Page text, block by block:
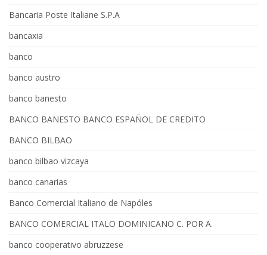
Bancaria Poste Italiane S.P.A
bancaxia
banco
banco austro
banco banesto
BANCO BANESTO BANCO ESPAÑOL DE CREDITO
BANCO BILBAO
banco bilbao vizcaya
banco canarias
Banco Comercial Italiano de Napóles
BANCO COMERCIAL ITALO DOMINICANO C. POR A.
banco cooperativo abruzzese